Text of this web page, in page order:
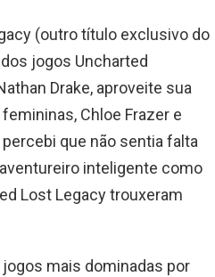
(outro título exclusivo do
jogos Uncharted
Drake, aproveite sua
Chloe Frazer e
que não sentia falta
inteligente como
Lost Legacy trouxeram
mais dominadas por